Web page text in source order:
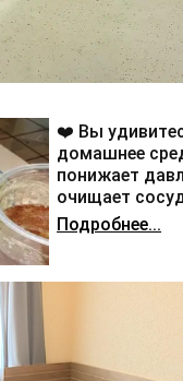
❤️ Вы
домашнее
понижает
очищает
Подробнее...